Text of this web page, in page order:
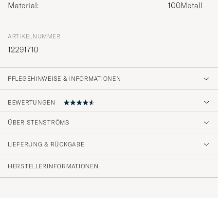
Material: 100Metall
ARTIKELNUMMER
12291710
PFLEGEHINWEISE & INFORMATIONEN
BEWERTUNGEN
Fina. Men inte riktigt samma fina melering
som på bilden på mitt exemplar. Tappades i
golvet från armhöjd och pärlan lossnade från
basen.
JOHN J GEKAUFT AM AUF CAREOFCARL.SE
ÜBER STENSTRÖMS
LIEFERUNG & RÜCKGABE
HERSTELLERINFORMATIONEN